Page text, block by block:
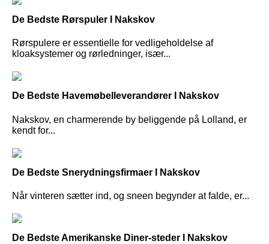
De Bedste Rørspuler I Nakskov
Rørspulere er essentielle for vedligeholdelse af
kloaksystemer og rørledninger, især...
De Bedste Havemøbelleverandører I Nakskov
Nakskov, en charmerende by beliggende på Lolland, er
kendt for...
De Bedste Snerydningsfirmaer I Nakskov
Når vinteren sætter ind, og sneen begynder at falde, er...
De Bedste Amerikanske Diner-steder I Nakskov